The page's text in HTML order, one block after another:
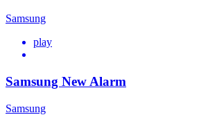
Samsung
play
Samsung New Alarm
Samsung